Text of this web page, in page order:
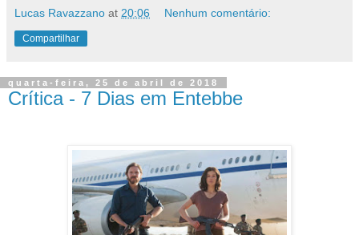
Lucas Ravazzano at 20:06 Nenhum comentário:
Compartilhar
quarta-feira, 25 de abril de 2018
Crítica - 7 Dias em Entebbe